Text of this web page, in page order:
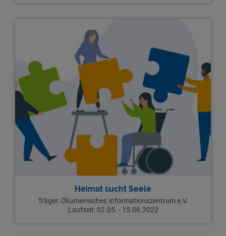
Heimat sucht Seele
Träger: Ökumenisches Informationszentrum e.V.
Laufzeit: 02.05. - 15.06.2022